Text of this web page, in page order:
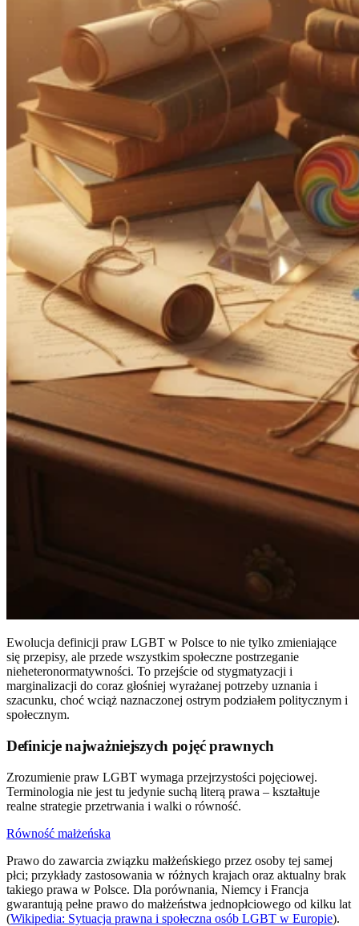
Ewolucja definicji praw LGBT w Polsce to nie tylko zmieniające
się przepisy, ale przede wszystkim społeczne postrzeganie
nieheteronormatywności. To przejście od stygmatyzacji i
marginalizacji do coraz głośniej wyrażanej potrzeby uznania i
szacunku, choć wciąż naznaczonej ostrym podziałem politycznym i
społecznym.
Definicje najważniejszych pojęć prawnych
Zrozumienie praw LGBT wymaga przejrzystości pojęciowej.
Terminologia nie jest tu jedynie suchą literą prawa – kształtuje
realne strategie przetrwania i walki o równość.
Równość małżeńska
Prawo do zawarcia związku małżeńskiego przez osoby tej samej
płci; przykłady zastosowania w różnych krajach oraz aktualny brak
takiego prawa w Polsce. Dla porównania, Niemcy i Francja
gwarantują pełne prawo do małżeństwa jednopłciowego od kilku lat
(Wikipedia: Sytuacja prawna i społeczna osób LGBT w Europie).